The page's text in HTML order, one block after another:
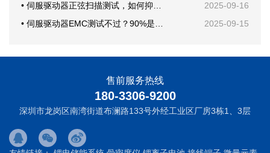
• 伺服驱动器正弦扫描测试，如何抑制机械共振？
2025-09-16
• 伺服驱动器EMC测试不过？90%是这块PCB布局问题
2025-09-15
售前服务热线
180-3306-9200
深圳市龙岗区南湾街道布澜路133号外经工业区厂房3栋1、3层